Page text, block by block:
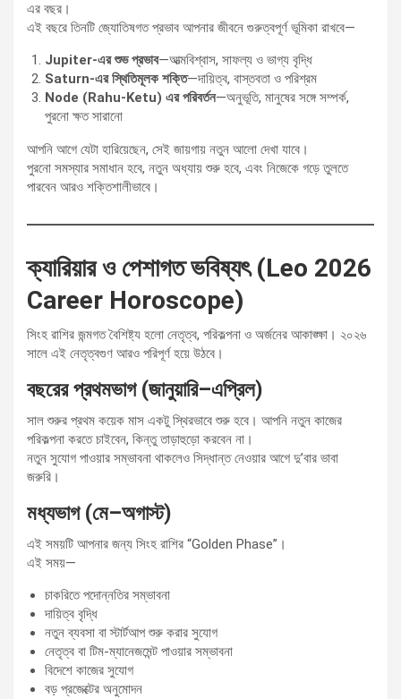
এর বছর।
এই বছরে তিনটি জ্যোতিষগত প্রভাব আপনার জীবনে গুরুত্বপূর্ণ ভূমিকা রাখবে—
Jupiter-এর শুভ প্রভাব—আত্মবিশ্বাস, সাফল্য ও ভাগ্য বৃদ্ধি
Saturn-এর স্থিতিমূলক শক্তি—দায়িত্ব, বাস্তবতা ও পরিশ্রম
Node (Rahu-Ketu) এর পরিবর্তন—অনুভূতি, মানুষের সঙ্গে সম্পর্ক,
পুরনো ক্ষত সারানো
আপনি আগে যেটা হারিয়েছেন, সেই জায়গায় নতুন আলো দেখা যাবে।
পুরনো সমস্যার সমাধান হবে, নতুন অধ্যায় শুরু হবে, এবং নিজেকে গড়ে তুলতে
পারবেন আরও শক্তিশালীভাবে।
ক্যারিয়ার ও পেশাগত ভবিষ্যৎ (Leo 2026
Career Horoscope)
সিংহ রাশির জন্মগত বৈশিষ্ট্য হলো নেতৃত্ব, পরিকল্পনা ও অর্জনের আকাঙ্ক্ষা। ২০২৬
সালে এই নেতৃত্বগুণ আরও পরিপূর্ণ হয়ে উঠবে।
বছরের প্রথমভাগ (জানুয়ারি–এপ্রিল)
সাল শুরুর প্রথম কয়েক মাস একটু স্থিরভাবে শুরু হবে। আপনি নতুন কাজের
পরিকল্পনা করতে চাইবেন, কিন্তু তাড়াহুড়ো করবেন না।
নতুন সুযোগ পাওয়ার সম্ভাবনা থাকলেও সিদ্ধান্ত নেওয়ার আগে দু’বার ভাবা
জরুরি।
মধ্যভাগ (মে–অগাস্ট)
এই সময়টি আপনার জন্য সিংহ রাশির “Golden Phase”।
এই সময়—
চাকরিতে পদোন্নতির সম্ভাবনা
দায়িত্ব বৃদ্ধি
নতুন ব্যবসা বা স্টার্টআপ শুরু করার সুযোগ
নেতৃত্ব বা টিম-ম্যানেজমেন্ট পাওয়ার সম্ভাবনা
বিদেশে কাজের সুযোগ
বড় প্রজেক্টের অনুমোদন